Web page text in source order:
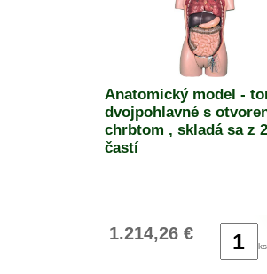
Anatomický model -
dvojpohlavné s
chrbtom , skladá sa z
častí
1.214,26 €
ks